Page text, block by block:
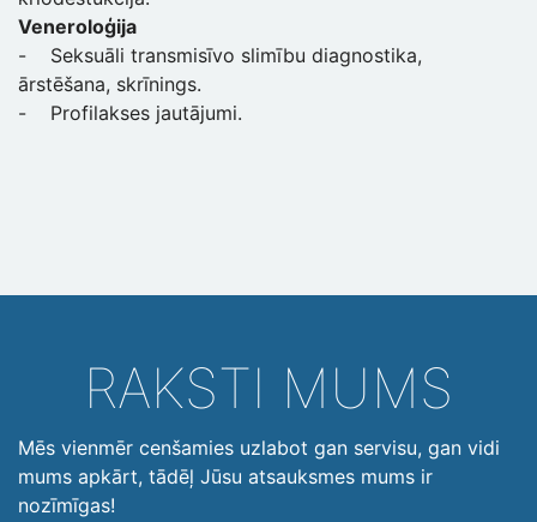
Veneroloģija
- Seksuāli transmisīvo slimību diagnostika,
ārstēšana, skrīnings.
- Profilakses jautājumi.
RAKSTI MUMS
Mēs vienmēr cenšamies uzlabot gan servisu, gan vidi
mums apkārt, tādēļ Jūsu atsauksmes mums ir
nozīmīgas!